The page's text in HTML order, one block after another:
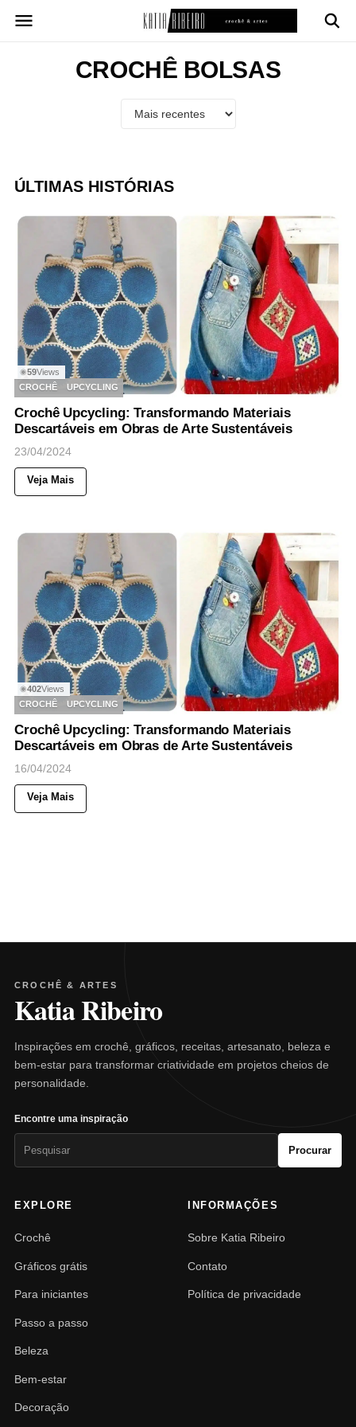
para
CROCHÊ BOLSAS
ÚLTIMAS HISTÓRIAS
◉59Views
CROCHÊ
UPCYCLING
Crochê Upcycling: Transformando Materiais
Descartáveis em Obras de Arte Sustentáveis
23/04/2024
Veja Mais
◉402Views
CROCHÊ
UPCYCLING
Crochê Upcycling: Transformando Materiais
Descartáveis em Obras de Arte Sustentáveis
16/04/2024
Veja Mais
CROCHÊ & ARTES
Katia Ribeiro
Inspirações em crochê, gráficos, receitas, artesanato, beleza e
bem-estar para transformar criatividade em projetos cheios de
personalidade.
Encontre uma inspiração
Procurar
EXPLORE
Crochê
Gráficos grátis
Para iniciantes
Passo a passo
Beleza
Bem-estar
Decoração
INFORMAÇÕES
Sobre Katia Ribeiro
Contato
Política de privacidade